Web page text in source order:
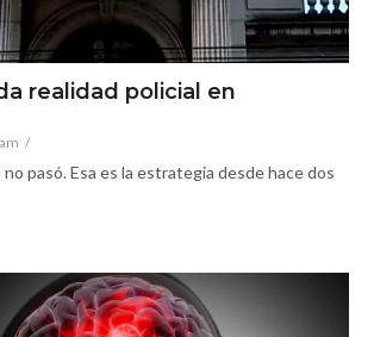
realidad policial en
/
pasó. Esa es la estrategia desde hace dos